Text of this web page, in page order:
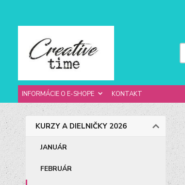
INFORMÁCIE O E-SHOPE KONTAKT
KURZY A DIELNIČKY 2026
JANUÁR
FEBRUÁR